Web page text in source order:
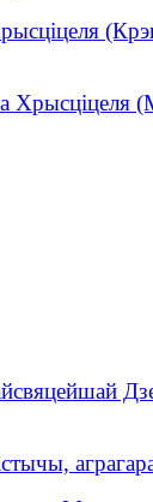
Хрысціцеля